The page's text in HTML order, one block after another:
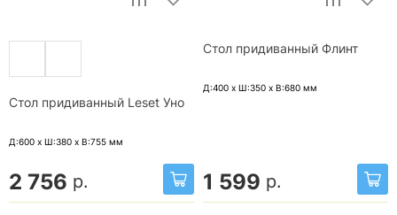
Стол придиванный Leset Уно
Д:600 x Ш:380 x В:755 мм
2 756 р.
Стол придиванный Флинт
Д:400 x Ш:350 x В:680 мм
1 599 р.